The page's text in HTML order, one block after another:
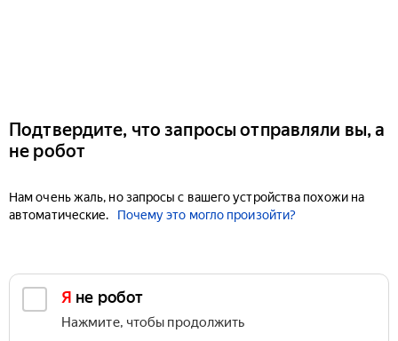
Подтвердите, что запросы отправляли вы, а
не робот
Нам очень жаль, но запросы с вашего устройства похожи на
автоматические.
Почему это могло произойти?
Я не робот
Нажмите, чтобы продолжить